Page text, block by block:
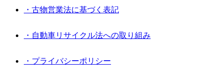
・古物営業法に基づく表記
・自動車リサイクル法への取り組み
・プライバシーポリシー